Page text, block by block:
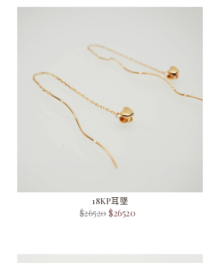
18KP耳墜
$26520 $26520